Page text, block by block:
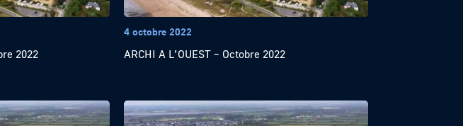
2022
4 octobre 2022
ARCHI A L’OUEST – Octobre 2022